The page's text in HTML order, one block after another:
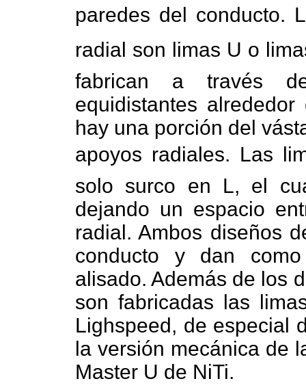
paredes del conducto.
radial son limas U o
fabrican a través
equidistantes
hay una porción del
apoyos radiales. Las
solo surco en L, el
dejando un espacio
radial. Ambos diseños
conducto y dan
alisado. Además de los
son fabricadas las
Lighspeed, de especial
la versión mecánica de
Master U de NiTi.